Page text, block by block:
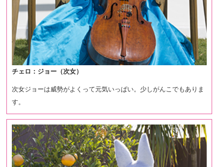
チェロ：ジョー（次女）
次女ジョーは威勢がよくって元気いっぱい。少しがんこでもありま
す。